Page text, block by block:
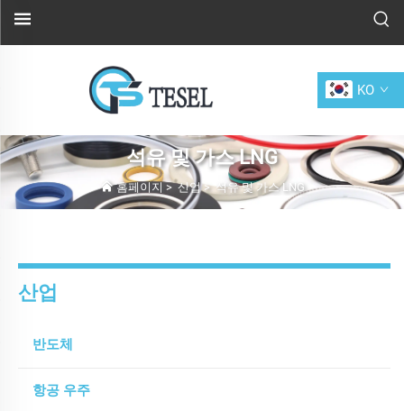
KO
석유 및 가스 LNG
홈페이지 >산업>석유 및 가스 LNG
산업
반도체
항공 우주